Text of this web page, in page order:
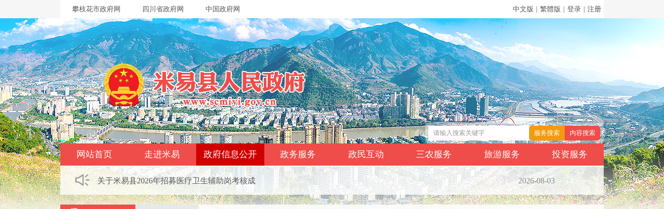
攀枝花市政府网 四川省政府网 中国政府网 中文版 繁體版 登录 注册
网站首页 走进米易 政府信息公开 政务服务 政民互动 三农服务 旅游服务 投资服务
关于米易县2026年招募医疗卫生辅助岗考核成 2026-08-03